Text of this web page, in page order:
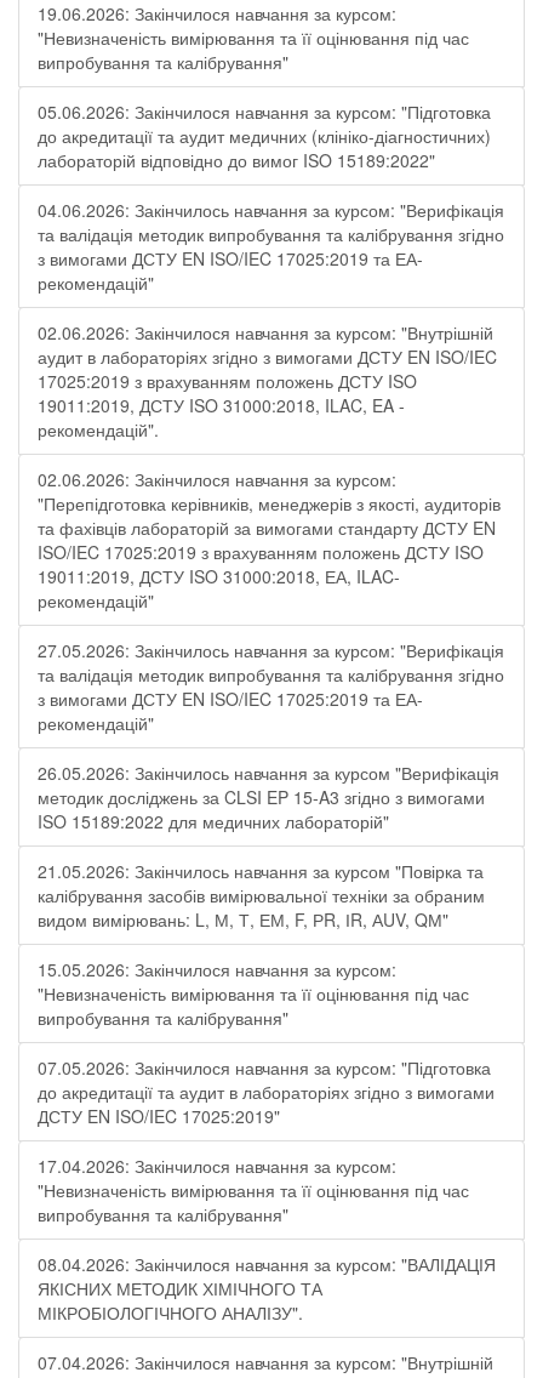
19.06.2026: Закінчилося навчання за курсом:
"Невизначеність вимірювання та її оцінювання під час
випробування та калібрування"
05.06.2026: Закінчилося навчання за курсом: "Підготовка
до акредитації та аудит медичних (клініко-діагностичних)
лабораторій відповідно до вимог ISO 15189:2022"
04.06.2026: Закінчилось навчання за курсом: "Верифікація
та валідація методик випробування та калібрування згідно
з вимогами ДСТУ EN ISO/IEC 17025:2019 та ЕА-
рекомендацій"
02.06.2026: Закінчилося навчання за курсом: "Внутрішній
аудит в лабораторіях згідно з вимогами ДСТУ EN ISO/IEC
17025:2019 з врахуванням положень ДСТУ ISO
19011:2019, ДСТУ ISO 31000:2018, ILAC, EA -
рекомендацій".
02.06.2026: Закінчилося навчання за курсом:
"Перепідготовка керівників, менеджерів з якості, аудиторів
та фахівців лабораторій за вимогами стандарту ДСТУ EN
ISO/IEC 17025:2019 з врахуванням положень ДСТУ ISO
19011:2019, ДСТУ ISO 31000:2018, ЕА, ILAC-
рекомендацій"
27.05.2026: Закінчилось навчання за курсом: "Верифікація
та валідація методик випробування та калібрування згідно
з вимогами ДСТУ EN ISO/IEC 17025:2019 та ЕА-
рекомендацій"
26.05.2026: Закінчилось навчання за курсом "Верифікація
методик досліджень за CLSI EP 15-A3 згідно з вимогами
ISO 15189:2022 для медичних лабораторій"
21.05.2026: Закінчилось навчання за курсом "Повірка та
калібрування засобів вимірювальної техніки за обраним
видом вимірювань: L, М, Т, ЕМ, F, РR, ІR, АUV, QМ"
15.05.2026: Закінчилося навчання за курсом:
"Невизначеність вимірювання та її оцінювання під час
випробування та калібрування"
07.05.2026: Закінчилося навчання за курсом: "Підготовка
до акредитації та аудит в лабораторіях згідно з вимогами
ДСТУ EN ISO/IEC 17025:2019"
17.04.2026: Закінчилося навчання за курсом:
"Невизначеність вимірювання та її оцінювання під час
випробування та калібрування"
08.04.2026: Закінчилося навчання за курсом: "ВАЛІДАЦІЯ
ЯКІСНИХ МЕТОДИК ХІМІЧНОГО ТА
МІКРОБІОЛОГІЧНОГО АНАЛІЗУ".
07.04.2026: Закінчилося навчання за курсом: "Внутрішній